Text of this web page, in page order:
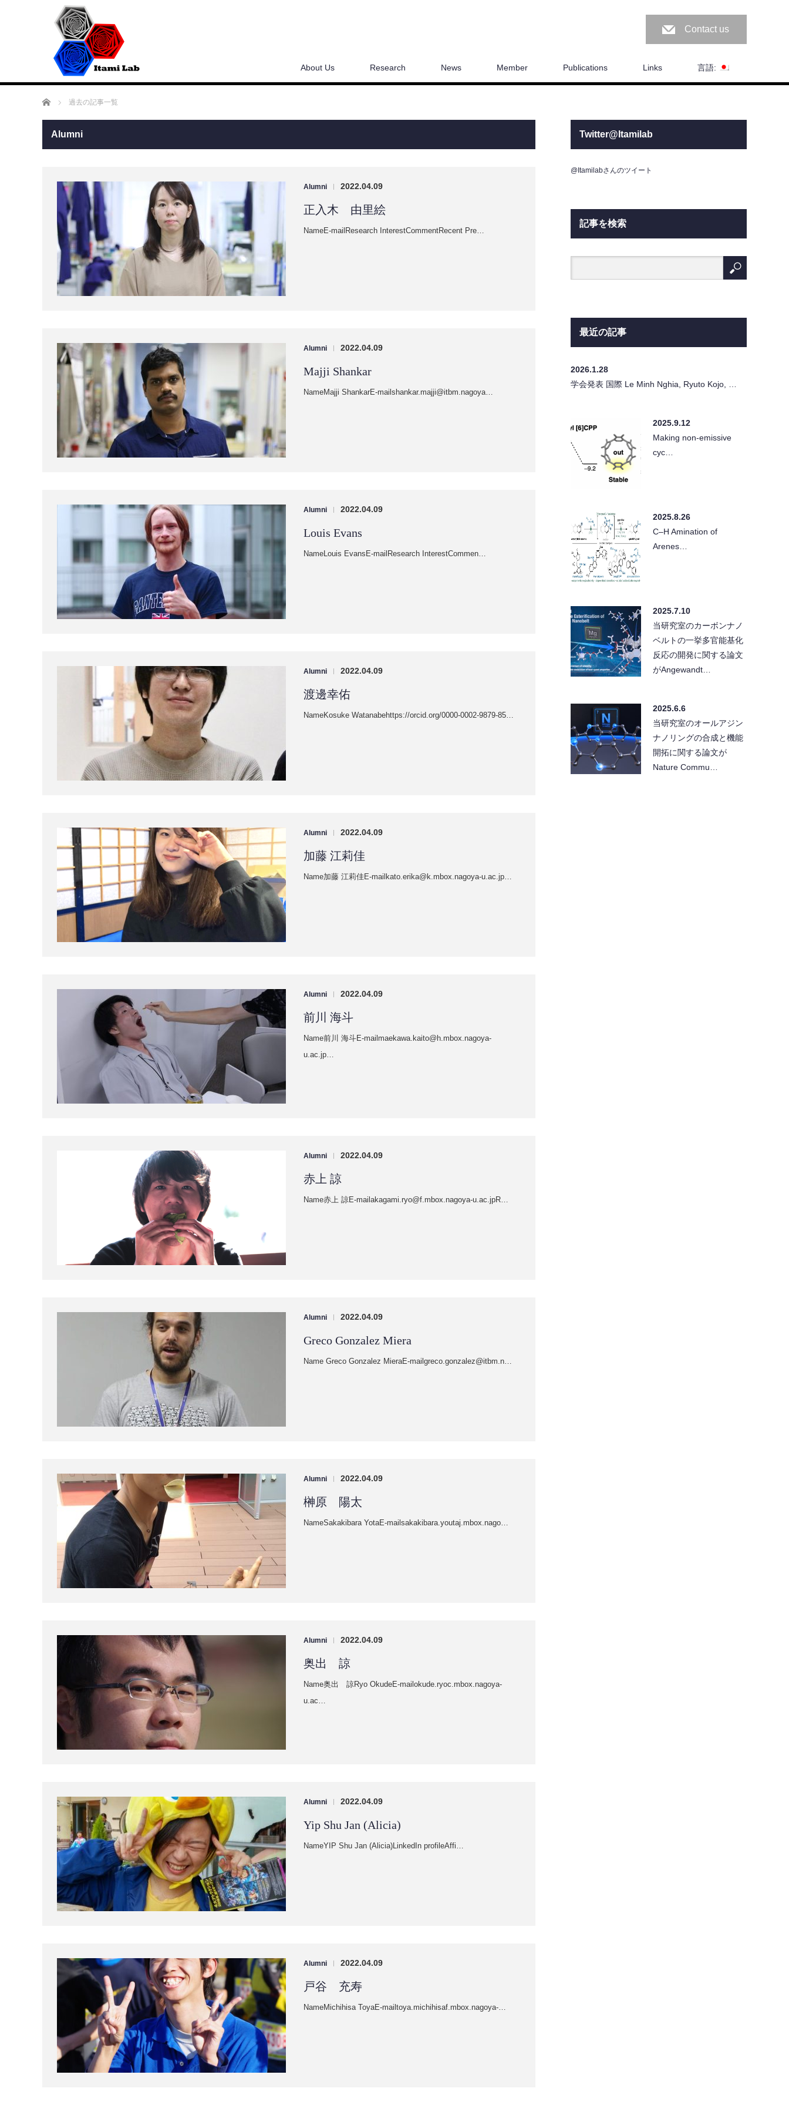
Contact us
About Us Research News Member Publications Links 言語:
ホーム 過去の記事一覧
Alumni
Alumni | 2022.04.09
正入木 由里絵
NameE-mailResearch InterestCommentRecent Pre…
Alumni | 2022.04.09
Majji Shankar
NameMajji ShankarE-mailshankar.majji@itbm.nagoya…
Alumni | 2022.04.09
Louis Evans
NameLouis EvansE-mailResearch InterestCommen…
Alumni | 2022.04.09
渡邊幸佑
NameKosuke Watanabehttps://orcid.org/0000-0002-9879-85…
Alumni | 2022.04.09
加藤 江莉佳
Name加藤 江莉佳E-mailkato.erika@k.mbox.nagoya-u.ac.jp…
Alumni | 2022.04.09
前川 海斗
Name前川 海斗E-mailmaekawa.kaito@h.mbox.nagoya-
u.ac.jp…
Alumni | 2022.04.09
赤上 諒
Name赤上 諒E-mailakagami.ryo@f.mbox.nagoya-u.ac.jpR…
Alumni | 2022.04.09
Greco Gonzalez Miera
Name Greco Gonzalez MieraE-mailgreco.gonzalez@itbm.n…
Alumni | 2022.04.09
榊原 陽太
NameSakakibara YotaE-mailsakakibara.youtaj.mbox.nago…
Alumni | 2022.04.09
奥出 諒
Name奥出 諒Ryo OkudeE-mailokude.ryoc.mbox.nagoya-
u.ac…
Alumni | 2022.04.09
Yip Shu Jan (Alicia)
NameYIP Shu Jan (Alicia)LinkedIn profileAffi…
Alumni | 2022.04.09
戸谷 充寿
NameMichihisa ToyaE-mailtoya.michihisaf.mbox.nagoya-…
Twitter@Itamilab
@Itamilabさんのツイート
記事を検索
最近の記事
2026.1.28
学会発表 国際 Le Minh Nghia, Ryuto Kojo, …
2025.9.12
Making non-emissive
cyc…
2025.8.26
C–H Amination of
Arenes…
2025.7.10
当研究室のカーボンナノ
ベルトの一挙多官能基化
反応の開発に関する論文
がAngewandt…
2025.6.6
当研究室のオールアジン
ナノリングの合成と機能
開拓に関する論文が
Nature Commu…